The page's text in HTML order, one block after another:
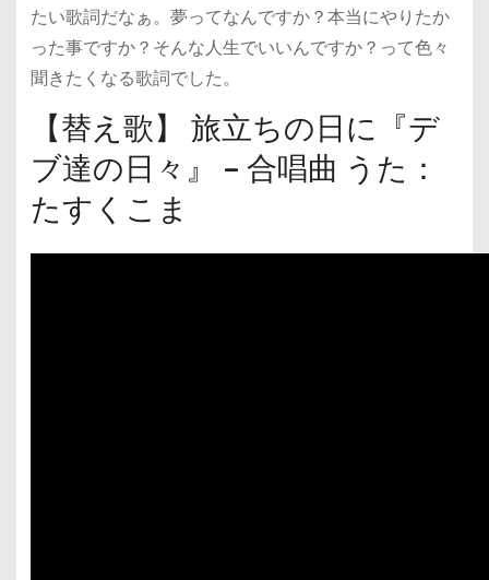
たい歌詞だなぁ。夢ってなんですか？本当にやりたか
った事ですか？そんな人生でいいんですか？って色々
聞きたくなる歌詞でした。
【替え歌】 旅立ちの日に『デ
ブ達の日々』 – 合唱曲 うた：
たすくこま